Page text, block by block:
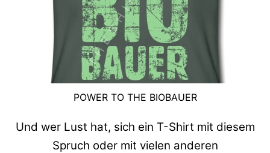
POWER TO THE BIOBAUER
Und wer Lust hat, sich ein T-Shirt mit diesem
Spruch oder mit vielen anderen